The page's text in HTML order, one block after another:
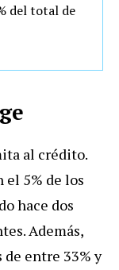
del total de
al crédito.
5% de los
hace dos
Además,
entre 33% y